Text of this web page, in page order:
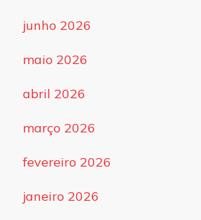
junho 2026
maio 2026
abril 2026
março 2026
fevereiro 2026
janeiro 2026